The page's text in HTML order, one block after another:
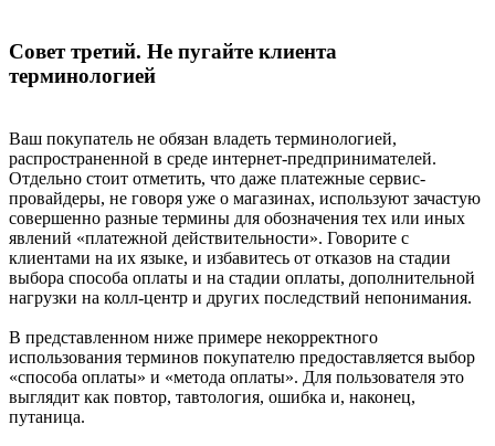
Совет третий. Не пугайте клиента
терминологией
Ваш покупатель не обязан владеть терминологией,
распространенной в среде интернет-предпринимателей.
Отдельно стоит отметить, что даже платежные сервис-
провайдеры, не говоря уже о магазинах, используют зачастую
совершенно разные термины для обозначения тех или иных
явлений «платежной действительности». Говорите с
клиентами на их языке, и избавитесь от отказов на стадии
выбора способа оплаты и на стадии оплаты, дополнительной
нагрузки на колл-центр и других последствий непонимания.
В представленном ниже примере некорректного
использования терминов покупателю предоставляется выбор
«способа оплаты» и «метода оплаты». Для пользователя это
выглядит как повтор, тавтология, ошибка и, наконец,
путаница.